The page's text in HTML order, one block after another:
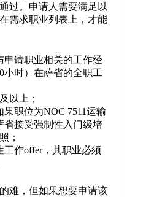
过。申请人需要满足以
需求职业列表上，才能
申请职业相关的工作经
小时）在萨省的全职工
以上；
职位为NOC 7511运输
省接受强制性入门级培
；
作offer，其职业必须
难，但如果想要申请该